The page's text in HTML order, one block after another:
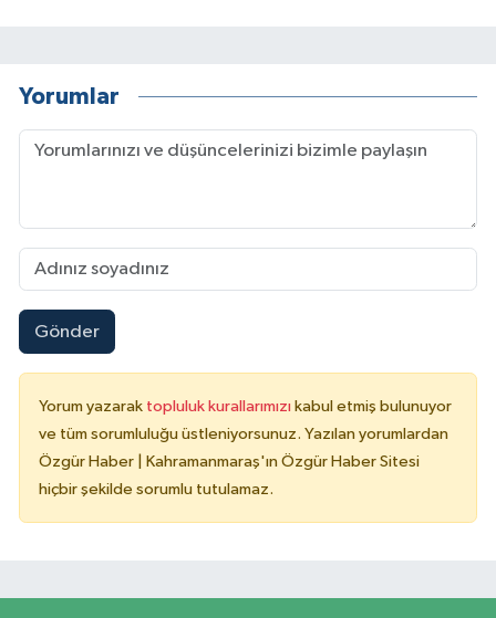
Yorumlar
Gönder
Yorum yazarak topluluk kurallarımızı kabul etmiş bulunuyor
ve tüm sorumluluğu üstleniyorsunuz. Yazılan yorumlardan
Özgür Haber | Kahramanmaraş'ın Özgür Haber Sitesi
hiçbir şekilde sorumlu tutulamaz.